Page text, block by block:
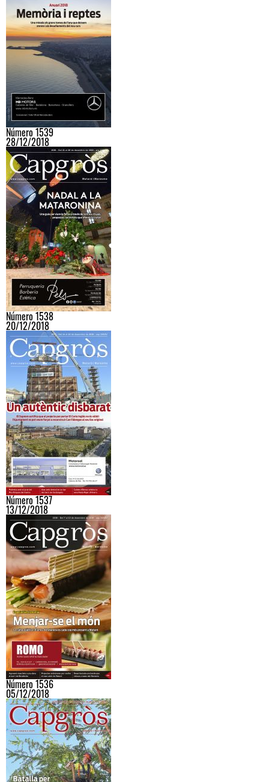
Número 1539
28/12/2018
Número 1538
20/12/2018
Número 1537
13/12/2018
Número 1536
05/12/2018